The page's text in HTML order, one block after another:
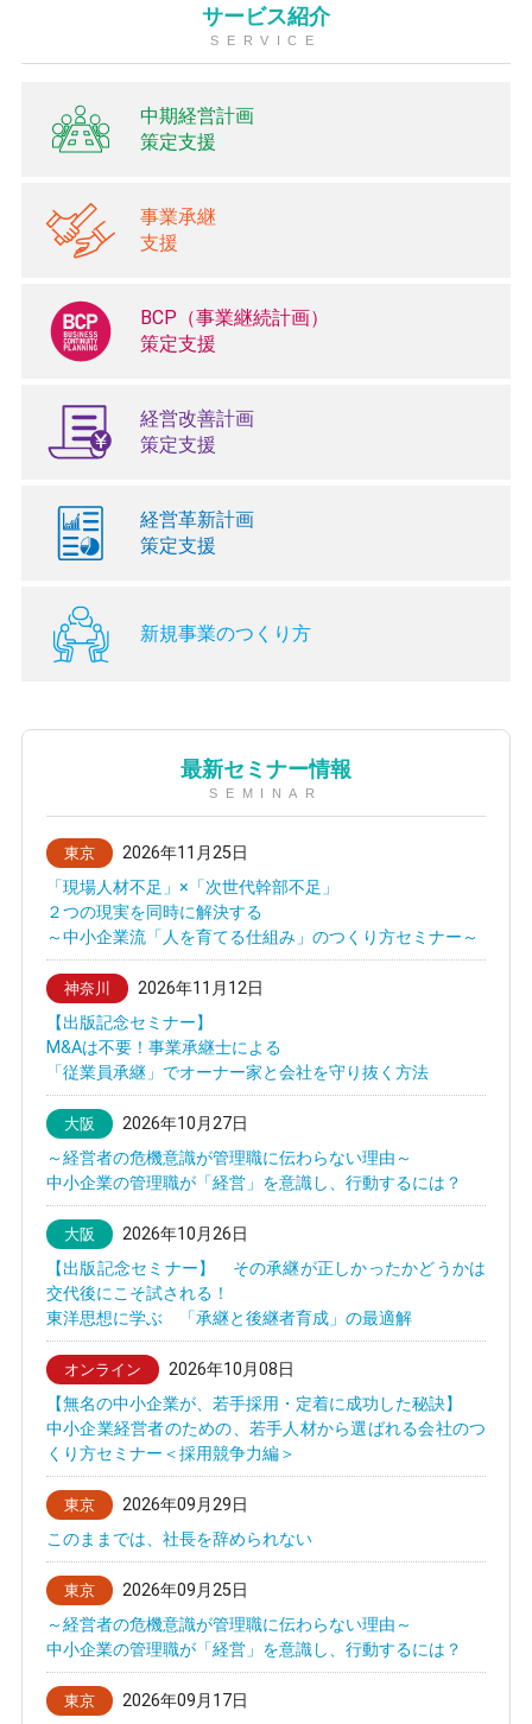
サービス紹介
SERVICE
中期経営計画
策定支援
事業承継
支援
BCP（事業継続計画）
策定支援
経営改善計画
策定支援
経営革新計画
策定支援
新規事業のつくり方
最新セミナー情報
SEMINAR
東京
2026年11月25日
「現場人材不足」×「次世代幹部不足」
２つの現実を同時に解決する
～中小企業流「人を育てる仕組み」のつくり方セミナー～
神奈川
2026年11月12日
【出版記念セミナー】
M&Aは不要！事業承継士による
「従業員承継」でオーナー家と会社を守り抜く方法
大阪
2026年10月27日
～経営者の危機意識が管理職に伝わらない理由～
中小企業の管理職が「経営」を意識し、行動するには？
大阪
2026年10月26日
【出版記念セミナー】 その承継が正しかったかどうかは
交代後にこそ試される！
東洋思想に学ぶ 「承継と後継者育成」の最適解
オンライン
2026年10月08日
【無名の中小企業が、若手採用・定着に成功した秘訣】
中小企業経営者のための、若手人材から選ばれる会社のつ
くり方セミナー＜採用競争力編＞
東京
2026年09月29日
このままでは、社長を辞められない
東京
2026年09月25日
～経営者の危機意識が管理職に伝わらない理由～
中小企業の管理職が「経営」を意識し、行動するには？
東京
2026年09月17日